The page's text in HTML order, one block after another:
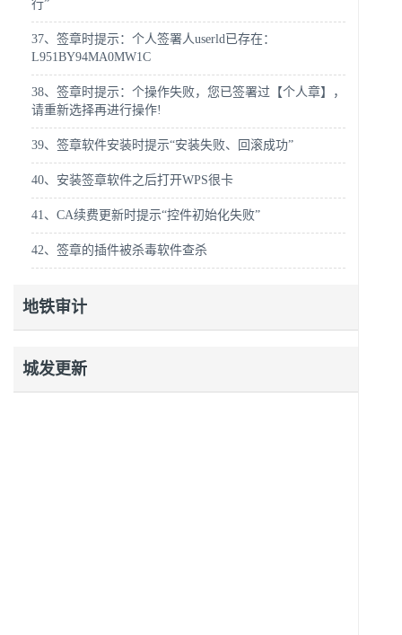
行”
37、签章时提示：个人签署人userld已存在：
L951BY94MA0MW1C
38、签章时提示：个操作失败，您已签署过【个人章】，
请重新选择再进行操作!
39、签章软件安装时提示“安装失败、回滚成功”
40、安装签章软件之后打开WPS很卡
41、CA续费更新时提示“控件初始化失败”
42、签章的插件被杀毒软件查杀
地铁审计
城发更新